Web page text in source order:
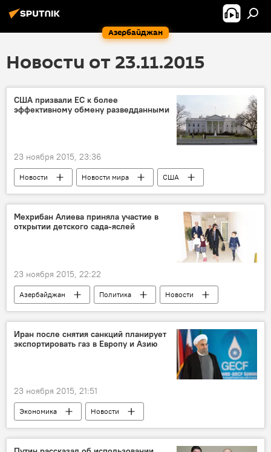
Азербайджан
Новости от 23.11.2015
США призвали ЕС к более
эффективному обмену разведданными
23 ноября 2015, 23:36
Новости Новости мира
США
Представитель Белого дома Джош Эрнест
ЕС
Обмен разведданными
Угроза
Противодействие терроризму
Мехрибан Алиева приняла участие в
открытии детского сада-яслей
23 ноября 2015, 22:22
Азербайджан Политика
Новости
Первая леди Азербайджана Мехрибан Алиева
Открытие детского сада-яслей
Открытие
Бузовна
Иран после снятия санкций планирует
экспортировать газ в Европу и Азию
23 ноября 2015, 21:51
Экономика
Новости
Новости мира
Иран
Президент Ирана Хасан Роухани
ФСЭГ